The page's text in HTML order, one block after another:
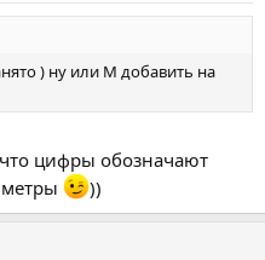
) ну или M добавить на
цифры обозначают
))